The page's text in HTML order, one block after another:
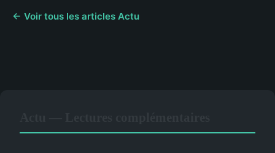
← Voir tous les articles Actu